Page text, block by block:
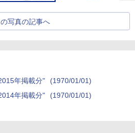
の写真の記事へ
年掲載分"
(1970/01/01)
年掲載分"
(1970/01/01)